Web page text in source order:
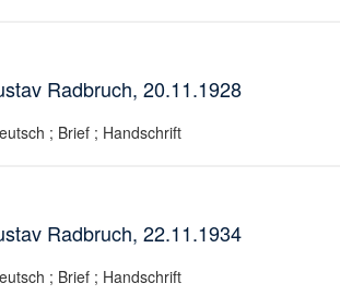
Radbruch, 20.11.1928
; Brief ; Handschrift
Radbruch, 22.11.1934
; Brief ; Handschrift